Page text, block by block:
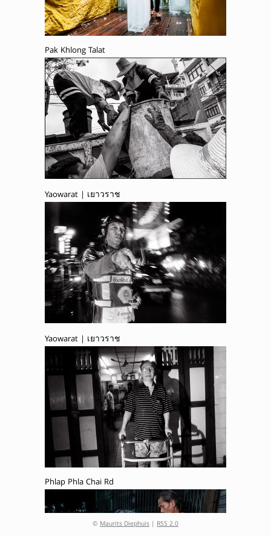
Pak Khlong Talat
Yaowarat | เยาวราช
Yaowarat | เยาวราช
Phlap Phla Chai Rd
© Maurits Diephuis | RSS 2.0